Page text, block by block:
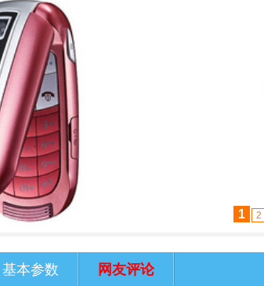
1 2
基本参数 网友评论